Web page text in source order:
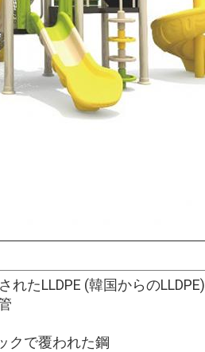
れたLLDPE (韓国からのLLDPE)
クで覆われた鋼